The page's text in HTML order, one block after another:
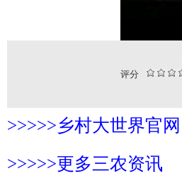
评分
>>>>>乡村大世界官网
>>>>>更多三农资讯